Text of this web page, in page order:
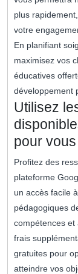
plus
votre
En planifiant
maximisez vos
éducatives
développement
Utilisez
pour
Profitez des
plateforme
un accès facile
pédagogiques
compétences et
frais
gratuites pour
atteindre vos